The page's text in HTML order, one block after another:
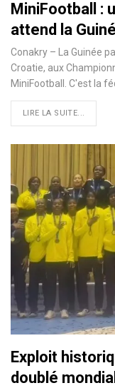
MiniFootball :
attend la
Conakry – La Guinée
Croatie, aux
MiniFootball. C'est la
LIRE LA SUITE...
Exploit
doublé